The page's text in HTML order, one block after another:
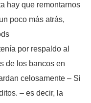
hay que remontarnos
poco más atrás,
por respaldo al
de los bancos en
celosamente – Si
– es decir, la